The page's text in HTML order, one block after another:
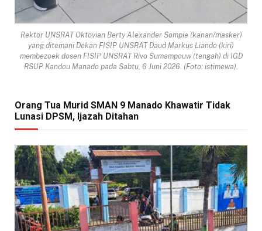
Rektor UNSRAT Oktovian Berty Alexander Sompie (kanan/masker)
yang ditemani Dekan FISIP UNSRAT Daud Markus Liando (kiri)
membezoek dosen FISIP UNSRAT Rivo Sumampouw (tengah) di IGD
RSUP Kandou Manado pada Sabtu, 6 Juni 2026. (Foto: istimewa).
Orang Tua Murid SMAN 9 Manado Khawatir Tidak
Lunasi DPSM, Ijazah Ditahan